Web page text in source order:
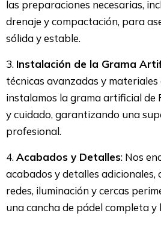
las preparaciones necesarias,
drenaje y compactación, para
sólida y estable.
3. Instalación de la Grama
técnicas avanzadas y materiales
instalamos la grama artificial de
y cuidado, garantizando una
profesional.
4. Acabados y Detalles: Nos
acabados y detalles adicionales,
redes, iluminación y cercas
una cancha de pádel completa y